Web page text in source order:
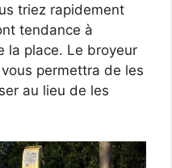
triez rapidement
tendance à
la place. Le broyeur
permettra de les
au lieu de les